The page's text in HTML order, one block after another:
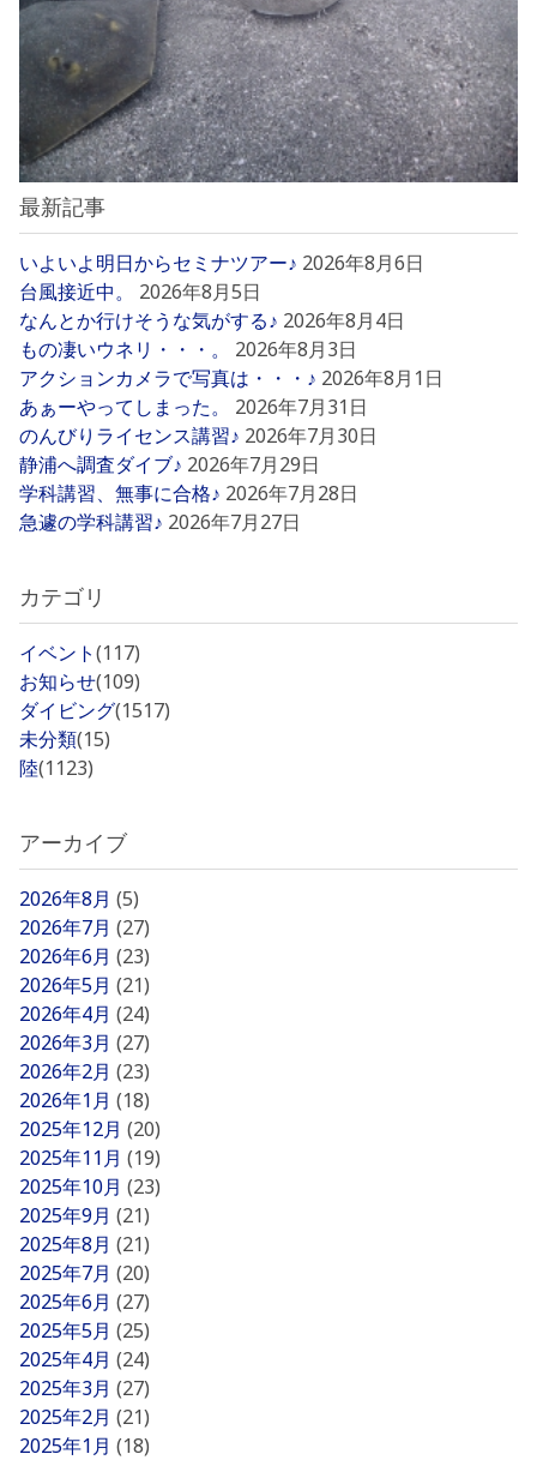
最新記事
いよいよ明日からセミナツアー♪ 2026年8月6日
台風接近中。
2026年8月5日
なんとか行けそうな気がする♪ 2026年8月4日
もの凄いウネリ・・・。
2026年8月3日
アクションカメラで写真は・・・♪ 2026年8月1日
あぁーやってしまった。
2026年7月31日
のんびりライセンス講習♪ 2026年7月30日
静浦へ調査ダイブ♪ 2026年7月29日
学科講習、無事に合格♪ 2026年7月28日
急遽の学科講習♪ 2026年7月27日
カテゴリ
イベント(117)
お知らせ(109)
ダイビング(1517)
未分類(15)
陸(1123)
アーカイブ
2026年8月 (5)
2026年7月 (27)
2026年6月 (23)
2026年5月 (21)
2026年4月 (24)
2026年3月 (27)
2026年2月 (23)
2026年1月 (18)
2025年12月 (20)
2025年11月 (19)
2025年10月 (23)
2025年9月 (21)
2025年8月 (21)
2025年7月 (20)
2025年6月 (27)
2025年5月 (25)
2025年4月 (24)
2025年3月 (27)
2025年2月 (21)
2025年1月 (18)